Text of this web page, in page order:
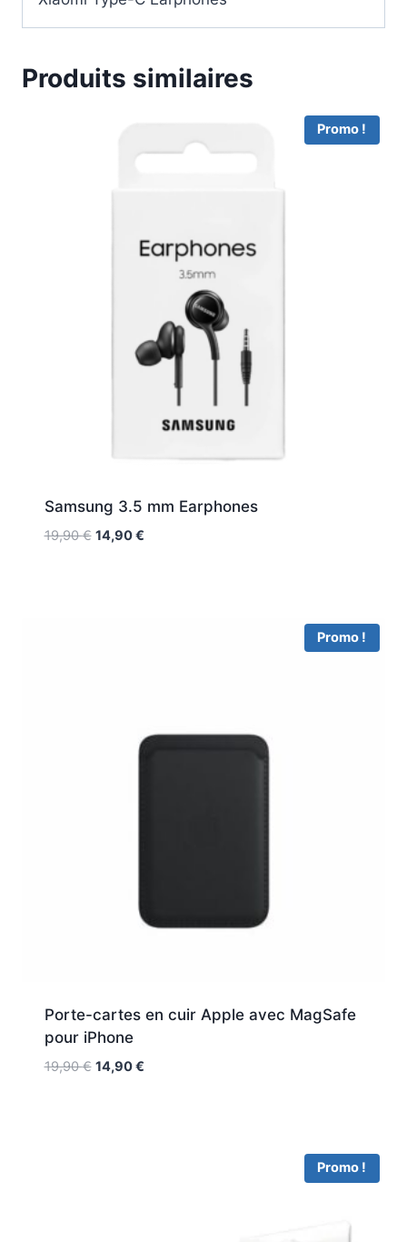
Produits similaires
Promo !
Samsung 3.5 mm Earphones
19,90€ 14,90€
Promo !
Porte-cartes en cuir Apple avec MagSafe
pour iPhone
19,90€ 14,90€
Promo !